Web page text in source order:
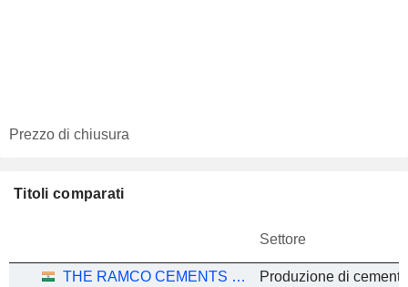
Prezzo di chiusura
Titoli comparati
Settore
THE RAMCO CEMENTS LIMITED